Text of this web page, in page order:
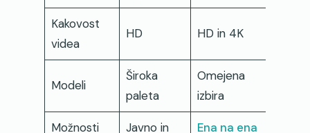
Kakovost
videa
HD HD in 4K
Modeli
Široka
paleta
Omejena
izbira
Možnosti
Javno in
Ena na ena